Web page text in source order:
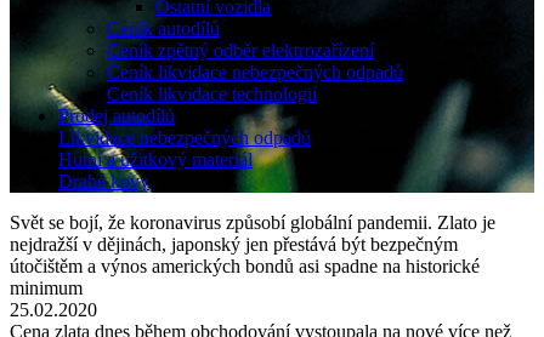
Ostatní vozidla
Ceník autodílů
Ceník zpětný odběr elektrozařízení
Ceník likvidace nebezpečných odpadů
Ceník likvidace technologií
Prodej autodílů
Likvidace nebezpečných odpadů
Hutní a užitkový materiál
Drahé kovy
Svět se bojí, že koronavirus způsobí globální pandemii. Zlato je
nejdražší v dějinách, japonský jen přestává být bezpečným
útočištěm a výnos amerických bondů asi spadne na historické
minimum
25.02.2020
Cena zlata dnes během obchodování vystoupala na nové více než